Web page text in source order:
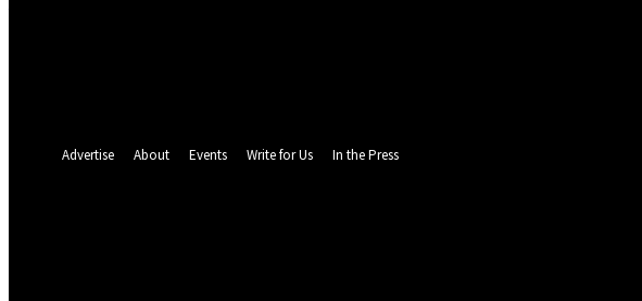
Advertise About Events Write for Us In the Press